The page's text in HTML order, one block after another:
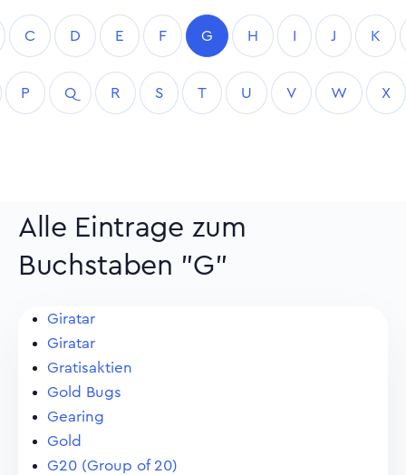
C D E F G H I J K
P Q R S T U V W X
Alle Eintrage zum
Buchstaben "G"
Giratar
Giratar
Gratisaktien
Gold Bugs
Gearing
Gold
G20 (Group of 20)